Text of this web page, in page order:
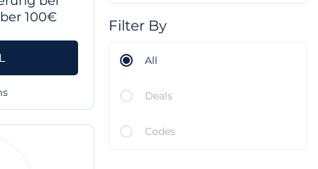
100€
Filter By
All
Deals
Codes